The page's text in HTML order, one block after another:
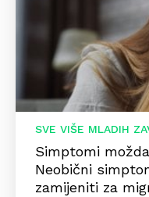
SVE VIŠE MLADIH
Simptomi
Neobični
zamijeniti za